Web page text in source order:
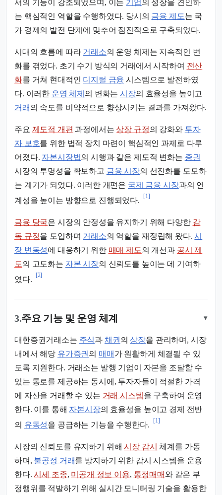
서의 기능이 강조되었으며, 이는 기업의 성장을 견인하
는 핵심적인 역할을 수행하였다. 당시의 금융 제도는 국
가 경제의 발전 단계에 맞추어 점진적으로 구축되었다.
시대의 흐름에 따라 거래소의 운영 체제는 지속적인 변
화를 겪었다. 초기 수기 방식의 거래에서 시작하여 전산
화를 거쳐 현대적인 디지털 금융 시스템으로 발전하였
다. 이러한 운영 체제 의 변화는시장의 효율성을 높이고
거래 의 속도를 비약적으로 향상시키는 결과를 가져왔다.
주요 제도적 개편 과정에서는상장 규정의 강화와 투자
자 보호를 위한 법적 장치 마련이 핵심적인 과제로 다루
어졌다. 자본시장법의 시행과 같은 제도적 변화는 증권
시장의 투명성을 확보하고 금융 시장의 선진화를 도모하
는 계기가 되었다. 이러한 개편은 국제 금융 시장과의 연
계성을 높이는 방향으로 진행되었다.
[1]
금융 당국은 시장의 안정성을 유지하기 위해 다양한 감
독 규정을 도입하며 거래소의 역할을 재정립해 왔다.시
장 변동성에 대응하기 위한 매매 제도의 개선과 공시 제
도의 고도화는 자본 시장의 신뢰도를 높이는 데 기여하
였다.
[2]
3.주요 기능 및 운영 체계 ▾
대한증권거래소는 주식과 채권 의 상장을 관리하며, 시장
내에서 해당 유가증권 의 매매 가 원활하게 체결될 수 있
도록 지원한다. 거래소는 발행 기업이 자본을 조달할 수
있는 통로를 제공하는 동시에, 투자자들이 적절한 가격
에 자산을 거래할 수 있는 거래 시스템을 구축하여 운영
한다. 이를 통해 자본시장의 효율성을 높이고 경제 전반
의 유동성을 공급하는 기능을 수행한다.
[1]
시장의 신뢰도를 유지하기 위해시장 감시 체계를 가동
하며, 불공정 거래를 방지하기 위한 감시 시스템을 운용
한다.시세 조종, 미공개 정보 이용, 통정매매 와 같은 부
정행위를 적발하기 위해 실시간 모니터링 기술을 활용한